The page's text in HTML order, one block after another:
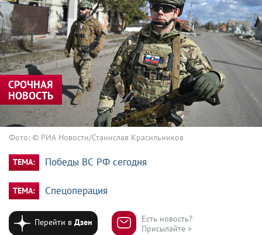
СРОЧНАЯ
НОВОСТЬ
Фото: © РИА Новости/Станислав Красильников
ТЕМА: Победы ВС РФ сегодня
ТЕМА: Спецоперация
Перейти вДзен
Есть новость?
Присылайте »